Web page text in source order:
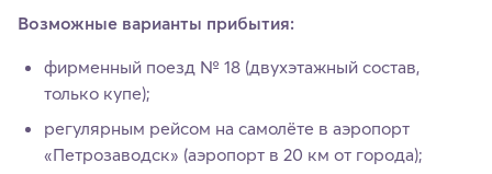
Возможные варианты прибытия:
фирменный поезд № 18 (двухэтажный состав,
только купе);
регулярным рейсом на самолёте в аэропорт
«Петрозаводск» (аэропорт в 20 км от города);